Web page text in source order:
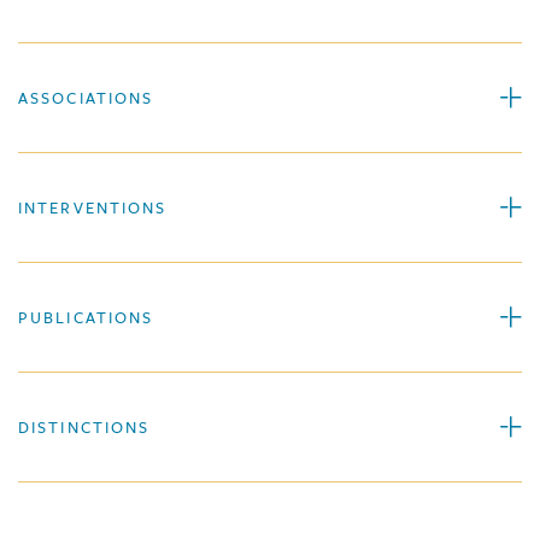
ASSOCIATIONS
INTERVENTIONS
PUBLICATIONS
DISTINCTIONS